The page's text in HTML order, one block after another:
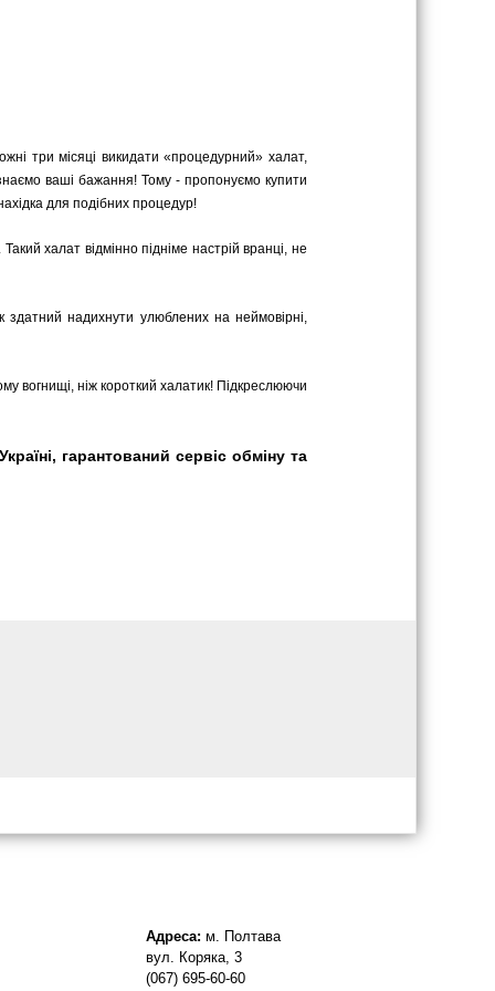
три місяці викидати «процедурний» халат,
знаємо ваші бажання! Тому - пропонуємо купити
для подібних процедур!
халат відмінно підніме настрій вранці, не
надихнути улюблених на неймовірні,
вогнищі, ніж короткий халатик! Підкреслюючи
гарантований сервіс обміну та
Адреса: м. Полтава
вул. Коряка, 3
(067) 695-60-60